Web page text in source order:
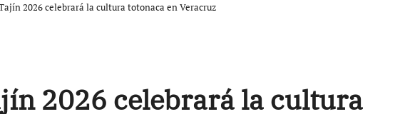
2026 celebrará la cultura totonaca en Veracruz
2026 celebrará la cultura